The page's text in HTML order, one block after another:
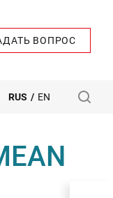
ВОПРОС
RUS / EN